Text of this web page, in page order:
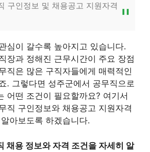
구인정보 및 채용공고 지원자격
심이 갈수록 높아지고 있습니다.
장과 정해진 근무시간이 주요 장점
직은 많은 구직자들에게 매력적인
. 그렇다면 성주군에서 공무직으로
어떤 조건이 필요할까요? 여기서
직 구인정보와 채용공고 지원자격
아보도록 하겠습니다.
채용 정보와 자격 조건을 자세히 알